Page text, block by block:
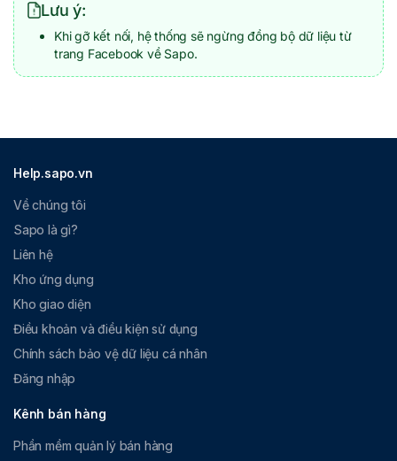
Lưu ý:
Khi gỡ kết nối, hệ thống sẽ ngừng đồng bộ dữ liệu từ
trang Facebook về Sapo.
Help.sapo.vn
Về chúng tôi
Sapo là gì?
Liên hệ
Kho ứng dụng
Kho giao diện
Điều khoản và điều kiện sử dụng
Chính sách bảo vệ dữ liệu cá nhân
Đăng nhập
Kênh bán hàng
Phần mềm quản lý bán hàng